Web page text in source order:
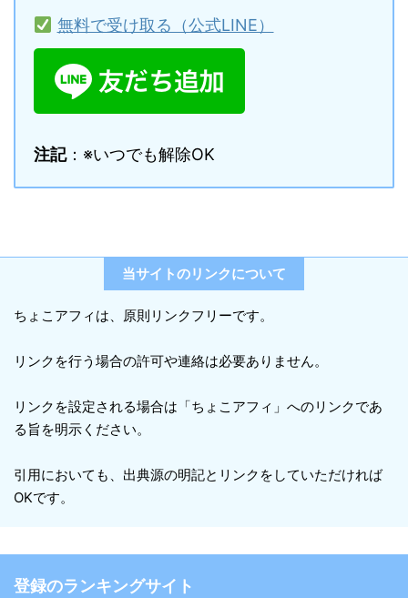
無料で受け取る（公式LINE）
注記：※いつでも解除OK
当サイトのリンクについて
ちょこアフィは、原則リンクフリーです。
リンクを行う場合の許可や連絡は必要ありません。
リンクを設定される場合は「ちょこアフィ」へのリンクであ
る旨を明示ください。
引用においても、出典源の明記とリンクをしていただければ
OKです。
登録のランキングサイト